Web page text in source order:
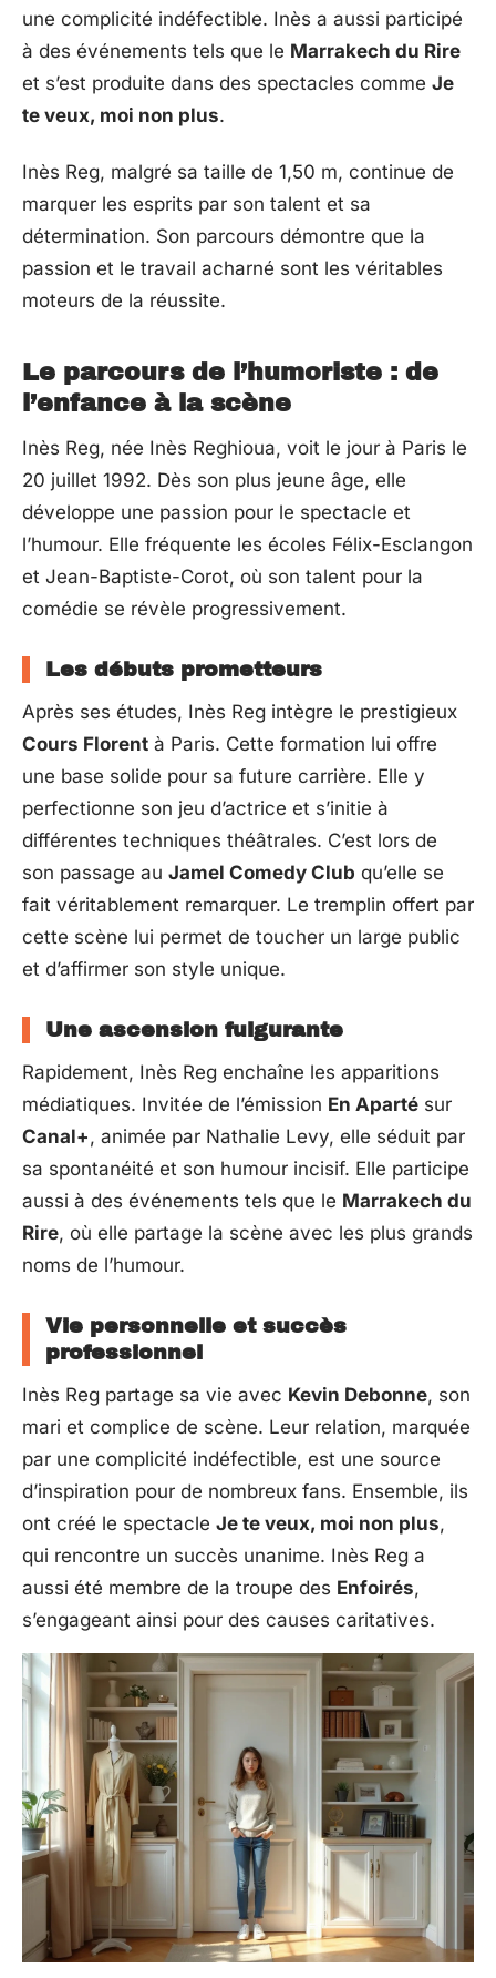
une complicité indéfectible. Inès a aussi participé
à des événements tels que le Marrakech du Rire
et s’est produite dans des spectacles comme Je
te veux, moi non plus.
Inès Reg, malgré sa taille de 1,50 m, continue de
marquer les esprits par son talent et sa
détermination. Son parcours démontre que la
passion et le travail acharné sont les véritables
moteurs de la réussite.
Le parcours de l’humoriste : de
l’enfance à la scène
Inès Reg, née Inès Reghioua, voit le jour à Paris le
20 juillet 1992. Dès son plus jeune âge, elle
développe une passion pour le spectacle et
l’humour. Elle fréquente les écoles Félix-Esclangon
et Jean-Baptiste-Corot, où son talent pour la
comédie se révèle progressivement.
Les débuts prometteurs
Après ses études, Inès Reg intègre le prestigieux
Cours Florent à Paris. Cette formation lui offre
une base solide pour sa future carrière. Elle y
perfectionne son jeu d’actrice et s’initie à
différentes techniques théâtrales. C’est lors de
son passage au Jamel Comedy Club qu’elle se
fait véritablement remarquer. Le tremplin offert par
cette scène lui permet de toucher un large public
et d’affirmer son style unique.
Une ascension fulgurante
Rapidement, Inès Reg enchaîne les apparitions
médiatiques. Invitée de l’émission En Aparté sur
Canal+, animée par Nathalie Levy, elle séduit par
sa spontanéité et son humour incisif. Elle participe
aussi à des événements tels que le Marrakech du
Rire, où elle partage la scène avec les plus grands
noms de l’humour.
Vie personnelle et succès
professionnel
Inès Reg partage sa vie avec Kevin Debonne, son
mari et complice de scène. Leur relation, marquée
par une complicité indéfectible, est une source
d’inspiration pour de nombreux fans. Ensemble, ils
ont créé le spectacle Je te veux, moi non plus,
qui rencontre un succès unanime. Inès Reg a
aussi été membre de la troupe des Enfoirés,
s’engageant ainsi pour des causes caritatives.